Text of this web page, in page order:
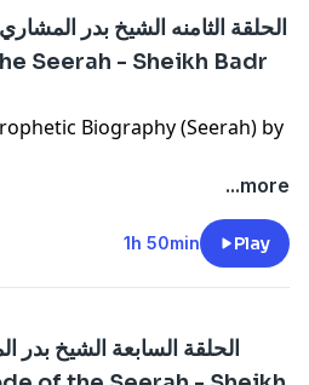
Seerah - Sheikh Badr
Biography (Seerah) by
...more
1h 50min Play